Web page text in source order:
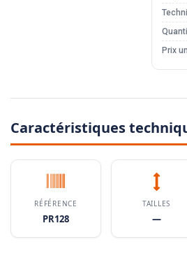
Prix
Caractéristiques
RÉFÉRENCE
PR128
TAILLES
—